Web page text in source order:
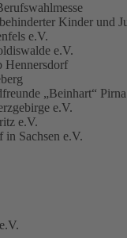
Kinder und
e.V.
e.V.
Hennersdorf
„Beinhart“
e.V.
e.V.
Sachsen e.V.